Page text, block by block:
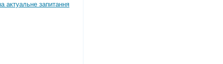
актуальне запитання